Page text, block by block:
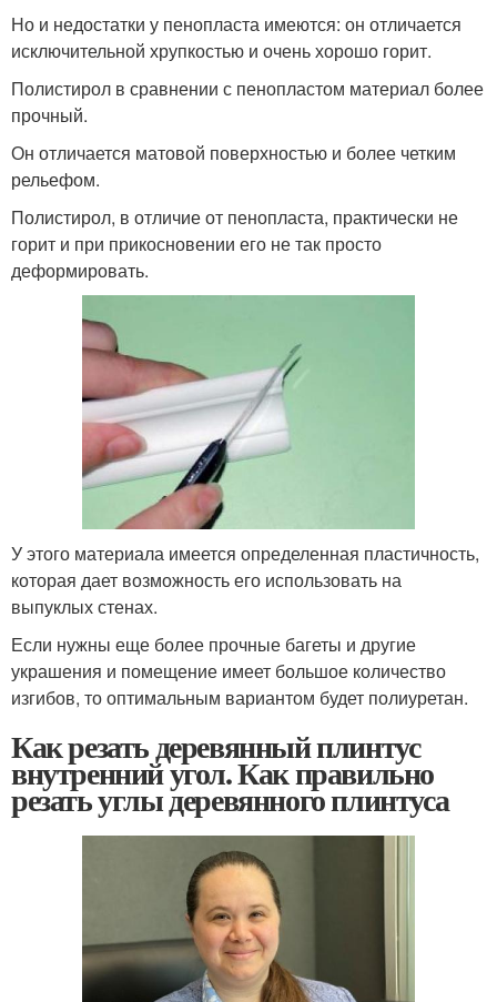
Но и недостатки у пенопласта имеются: он отличается
исключительной хрупкостью и очень хорошо горит.
Полистирол в сравнении с пенопластом материал более
прочный.
Он отличается матовой поверхностью и более четким
рельефом.
Полистирол, в отличие от пенопласта, практически не
горит и при прикосновении его не так просто
деформировать.
У этого материала имеется определенная пластичность,
которая дает возможность его использовать на
выпуклых стенах.
Если нужны еще более прочные багеты и другие
украшения и помещение имеет большое количество
изгибов, то оптимальным вариантом будет полиуретан.
Как резать деревянный плинтус
внутренний угол. Как правильно
резать углы деревянного плинтуса